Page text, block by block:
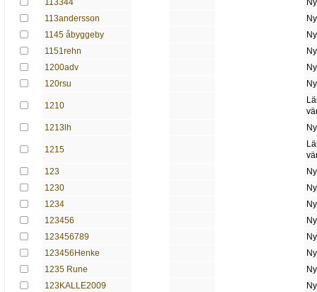
113344
113andersson
1145 åbyggeby
1151rehn
1200adv
120rsu
1210
1213lh
1215
123
1230
1234
123456
123456789
123456Henke
1235 Rune
123KALLE2009